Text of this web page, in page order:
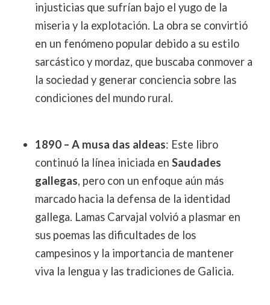
injusticias que sufrían bajo el yugo de la
miseria y la explotación. La obra se convirtió
en un fenómeno popular debido a su estilo
sarcástico y mordaz, que buscaba conmover a
la sociedad y generar conciencia sobre las
condiciones del mundo rural.
1890 – A musa das aldeas: Este libro
continuó la línea iniciada en Saudades
gallegas, pero con un enfoque aún más
marcado hacia la defensa de la identidad
gallega. Lamas Carvajal volvió a plasmar en
sus poemas las dificultades de los
campesinos y la importancia de mantener
viva la lengua y las tradiciones de Galicia.